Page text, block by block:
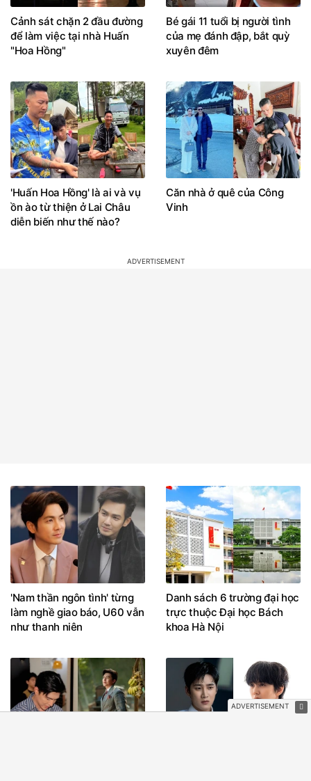
Cảnh sát chặn 2 đầu đường
để làm việc tại nhà Huấn
"Hoa Hồng"
Bé gái 11 tuổi bị người tình
của mẹ đánh đập, bắt quỳ
xuyên đêm
'Huấn Hoa Hồng' là ai và vụ
ồn ào từ thiện ở Lai Châu
diễn biến như thế nào?
Căn nhà ở quê của Công
Vinh
'Nam thần ngôn tình' từng
làm nghề giao báo, U60 vẫn
như thanh niên
Danh sách 6 trường đại học
trực thuộc Đại học Bách
khoa Hà Nội